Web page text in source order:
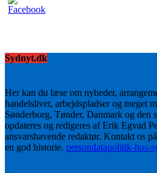
Sydnyt.dk
Her kan du læse om nyheder,
handelslivet, arbejdspladser og meget
Sønderborg, Tønder, Danmark og den
opdateres og redigeres af Erik Egvad
ansvarshavende redaktør. Kontakt os
en god historie. persondatapolitik-hos-